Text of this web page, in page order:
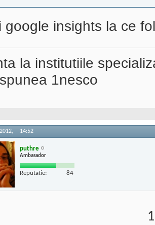
google insights la ce
la institutiile
1nesco
14:52
puthre
Ambasador
Reputatie: 84